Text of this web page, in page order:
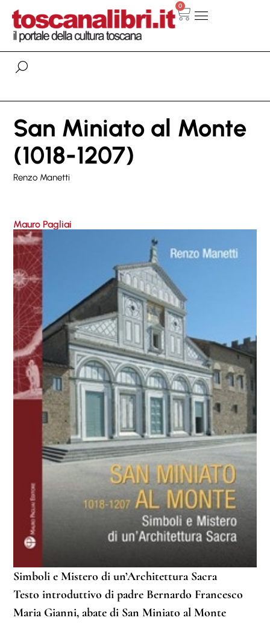
0
San Miniato al Monte
(1018-1207)
Renzo Manetti
Mauro Pagliai
Simboli e Mistero di un’Architettura Sacra
Testo introduttivo di padre Bernardo Francesco
Maria Gianni, abate di San Miniato al Monte